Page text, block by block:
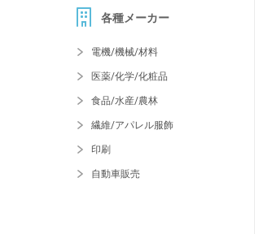
各種メーカー
電機/機械/材料
医薬/化学/化粧品
食品/水産/農林
繊維/アパレル服飾
印刷
自動車販売